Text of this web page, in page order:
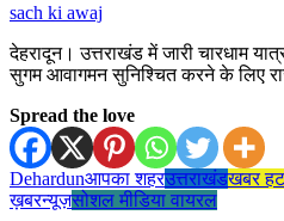
sach ki awaj
देहरादून। उत्तराखंड में जारी चारधाम
सुगम आवागमन सुनिश्चित करने के लिए
Spread the love
Dehardunआपका शहरउत्तराखंडखबर
ख़बरन्यूज़सोशल मीडिया वायरल